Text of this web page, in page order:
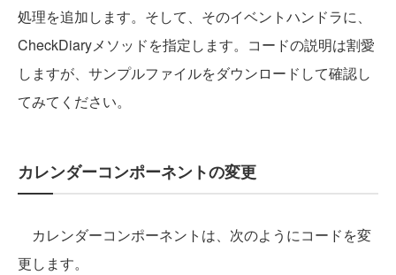
処理を追加します。そして、そのイベントハンドラに、
CheckDiaryメソッドを指定します。コードの説明は割愛
しますが、サンプルファイルをダウンロードして確認し
てみてください。
カレンダーコンポーネントの変更
カレンダーコンポーネントは、次のようにコードを変
更します。